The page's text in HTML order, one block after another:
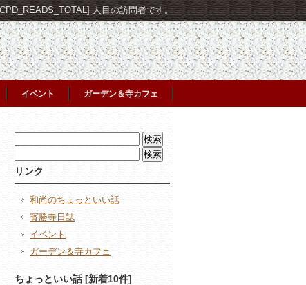
人目の訪問者です。
イベント ガーデン＆寺カフェ
索:
索:
リンク
和尚のちょっといい話
寳勝寺日誌
イベント
ガーデン＆寺カフェ
ちょっといい話 [新着10件]